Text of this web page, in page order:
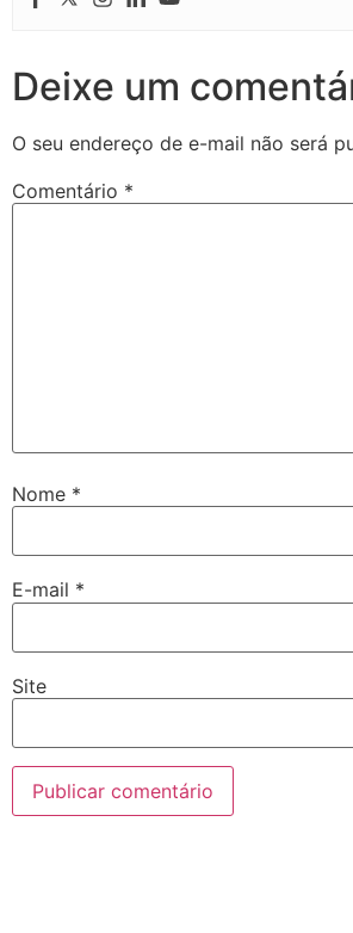
Deixe um
O seu endereço de e-mail não será
Comentário *
Nome *
E-mail *
Site